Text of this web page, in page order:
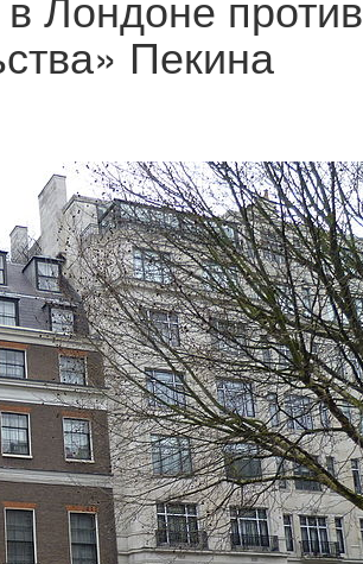
Пекина